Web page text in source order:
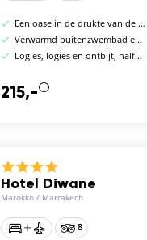
Een oase in de drukte van de stad
Verwarmd buitenzwembad en luxe spa
Logies, logies en ontbijt, halfpension, volpension of all-inclusive
215,-
Hotel Diwane
Marokko / Marrakech
8